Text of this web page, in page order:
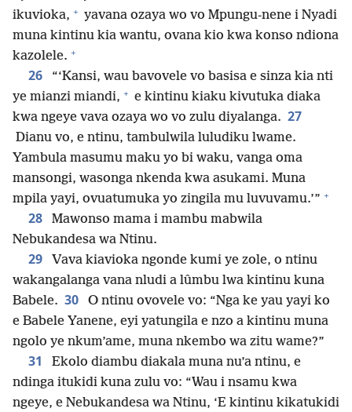
ikuvioka, + yavana ozaya wo vo Mpungu-nene i Nyadi
muna kintinu kia wantu, ovana kio kwa konso ndiona
kazolele. +
26
“‘Kansi, wau bavovele vo basisa e sinza kia nti
ye mianzi miandi, + e kintinu kiaku kivutuka diaka
kwa ngeye vava ozaya wo vo zulu diyalanga. 27
Dianu vo, e ntinu, tambulwila luludiku lwame.
Yambula masumu maku yo bi waku, vanga oma
mansongi, wasonga nkenda kwa asukami. Muna
mpila yayi, ovuatumuka yo zingila mu luvuvamu.’” +
28
Mawonso mama i mambu mabwila
Nebukandesa wa Ntinu.
29
Vava kiavioka ngonde kumi ye zole, o ntinu
wakangalanga vana nludi a lûmbu lwa kintinu kuna
Babele. 30
O ntinu ovovele vo: “Nga ke yau yayi ko
e Babele Yanene, eyi yatungila e nzo a kintinu muna
ngolo ye nkum’ame, muna nkembo wa zitu wame?”
31
Ekolo diambu diakala muna nu’a ntinu, e
ndinga itukidi kuna zulu vo: “Wau i nsamu kwa
ngeye, e Nebukandesa wa Ntinu, ‘E kintinu kikatukidi